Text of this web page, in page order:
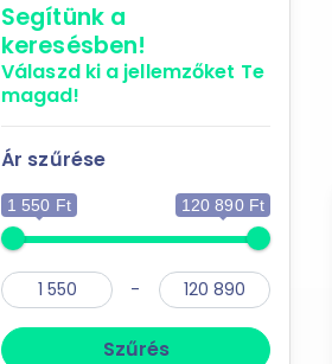
Segítünk a
keresésben!
Válaszd ki a jellemzőket Te
magad!
Ár szűrése
1 550 Ft 120 890 Ft
-
Szűrés